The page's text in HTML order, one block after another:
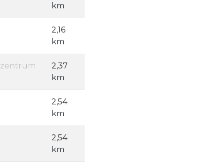
km
2,16
km
2,37
km
2,54
km
2,54
km